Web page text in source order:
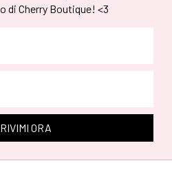
di Cherry Boutique! <3
ORA